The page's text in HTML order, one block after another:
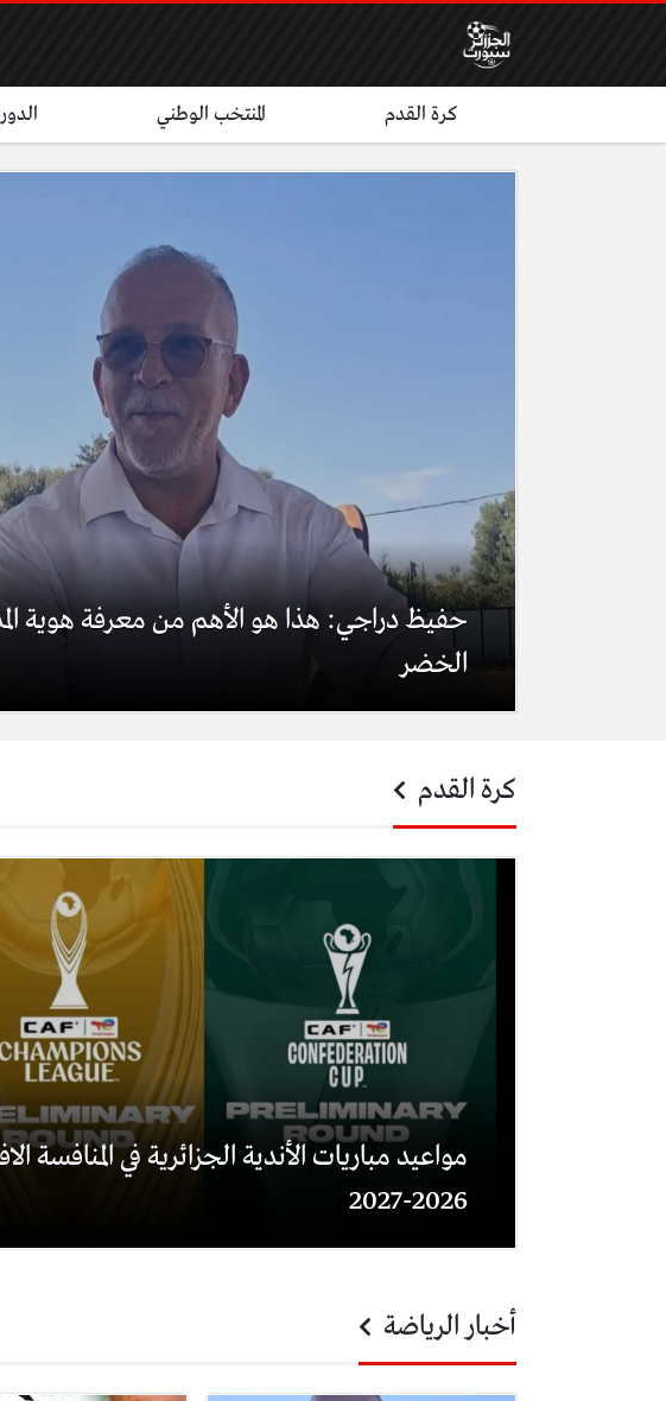
كرة القدم المنتخب الوطني
حفيظ دراجي: هذا هو الأهم من معرفة هوية
الخضر
كرة القدم
مواعيد مباريات الأندية الجزائرية في المنافسة
2026-2027
أخبار الرياضة